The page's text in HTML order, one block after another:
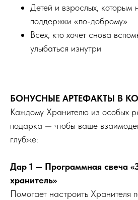
Детей и взрослых, которым
поддержки «по-доброму»
Всех, кто хочет снова
улыбаться изнутри
БОНУСНЫЕ АРТЕФАКТЫ В
Каждому Хранителю из особых
подарка — чтобы ваше
глубже:
Дар 1 — Программная свеча
хранитель»
Помогает настроить Хранителя